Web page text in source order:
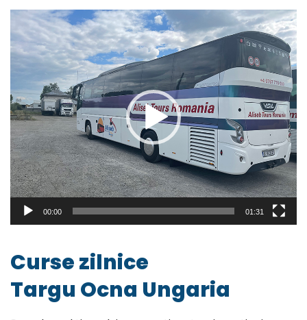
Player
video
00:00 01:31
Curse zilnice
Targu Ocna Ungaria